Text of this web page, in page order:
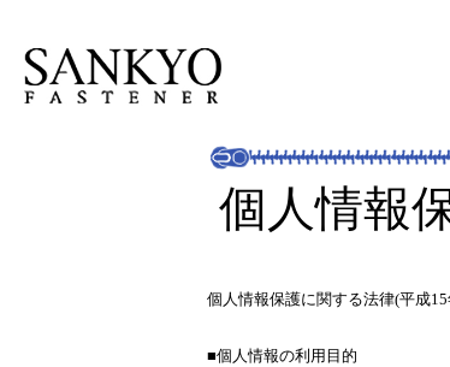
個人情報
個人情報保護に関する法律(平成
■個人情報の利用目的